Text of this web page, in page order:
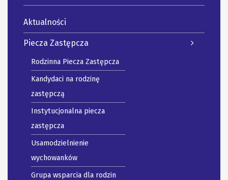
Aktualności
Piecza Zastępcza
Rodzinna Piecza Zastępcza
Kandydaci na rodzinę
zastępczą
Instytucjonalna piecza
zastępcza
Usamodzielnienie
wychowanków
Grupa wsparcia dla rodzin